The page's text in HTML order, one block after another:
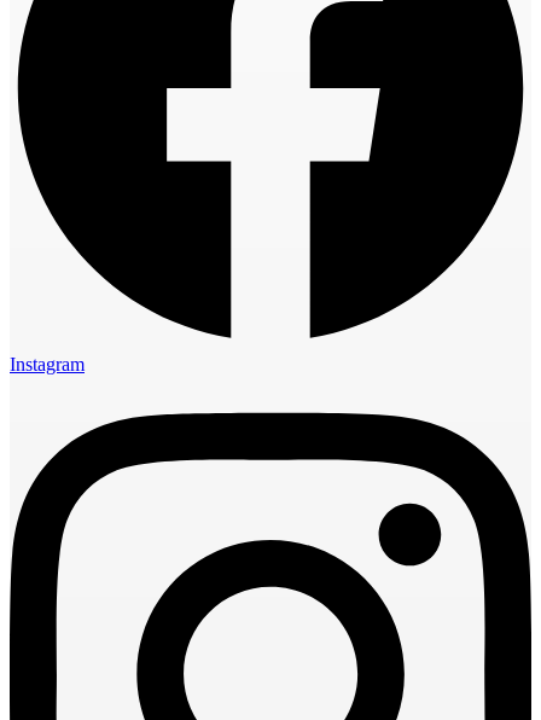
Instagram